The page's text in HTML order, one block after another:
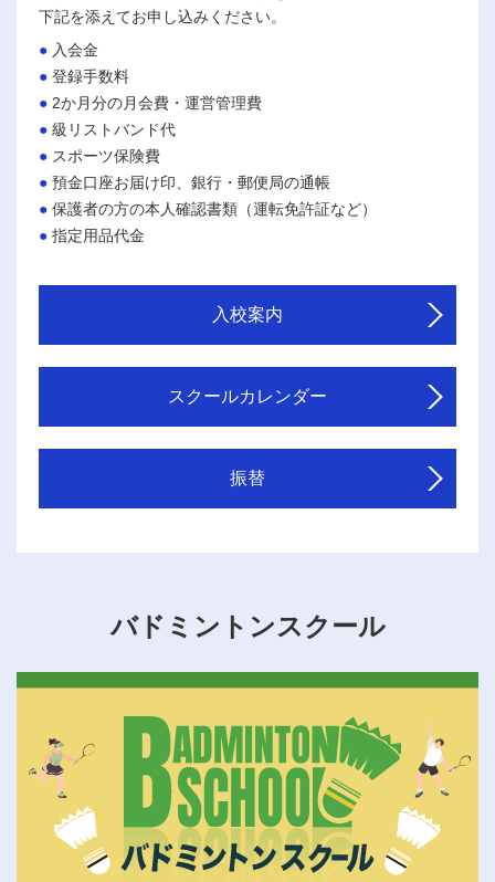
下記を添えてお申し込みください。
入会金
登録手数料
2か月分の月会費・運営管理費
級リストバンド代
スポーツ保険費
預金口座お届け印、銀行・郵便局の通帳
保護者の方の本人確認書類（運転免許証など）
指定用品代金
入校案内
スクールカレンダー
振替
バドミントンスクール